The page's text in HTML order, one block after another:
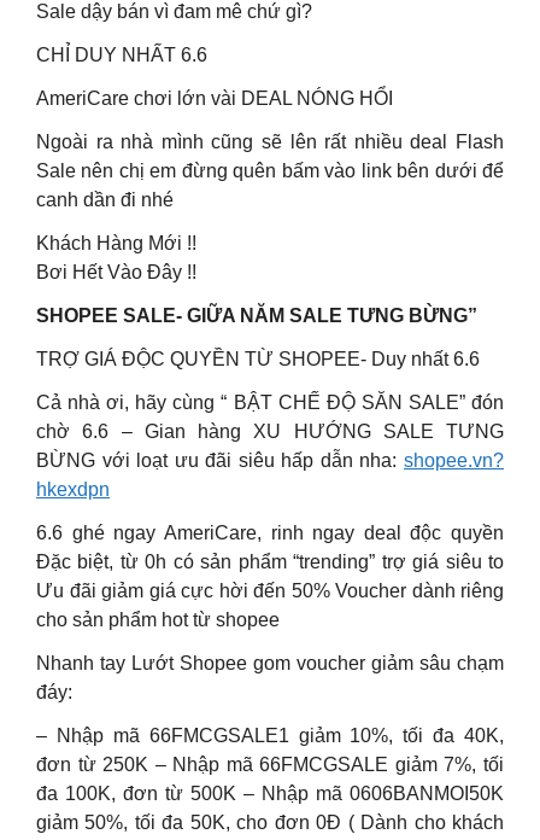
Sale dậy bán vì đam mê chứ gì?
CHỈ DUY NHẤT 6.6
AmeriCare chơi lớn vài DEAL NÓNG HỔI
Ngoài ra nhà mình cũng sẽ lên rất nhiều deal Flash
Sale nên chị em đừng quên bấm vào link bên dưới để
canh dần đi nhé
Khách Hàng Mới !!
Bơi Hết Vào Đây !!
SHOPEE SALE- GIỮA NĂM SALE TƯNG BỪNG”
TRỢ GIÁ ĐỘC QUYỀN TỪ SHOPEE- Duy nhất 6.6
Cả nhà ơi, hãy cùng “ BẬT CHẾ ĐỘ SĂN SALE” đón
chờ 6.6 – Gian hàng XU HƯỚNG SALE TƯNG
BỪNG với loạt ưu đãi siêu hấp dẫn nha: shopee.vn?
hkexdpn
6.6 ghé ngay AmeriCare, rinh ngay deal độc quyền
Đặc biệt, từ 0h có sản phẩm “trending” trợ giá siêu to
Ưu đãi giảm giá cực hời đến 50% Voucher dành riêng
cho sản phẩm hot từ shopee
Nhanh tay Lướt Shopee gom voucher giảm sâu chạm
đáy:
– Nhập mã 66FMCGSALE1 giảm 10%, tối đa 40K,
đơn từ 250K – Nhập mã 66FMCGSALE giảm 7%, tối
đa 100K, đơn từ 500K – Nhập mã 0606BANMOI50K
giảm 50%, tối đa 50K, cho đơn 0Đ ( Dành cho khách